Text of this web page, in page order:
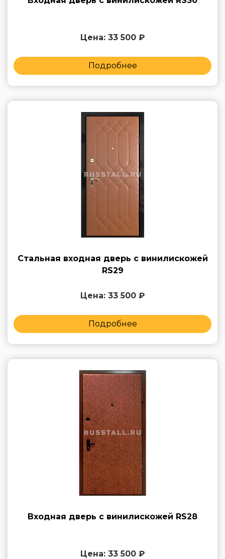
Цена: 33 500 ₽
Подробнее
Стальная входная дверь с винилискожей
RS29
Цена: 33 500 ₽
Подробнее
Входная дверь с винилискожей RS28
Цена: 33 500 ₽